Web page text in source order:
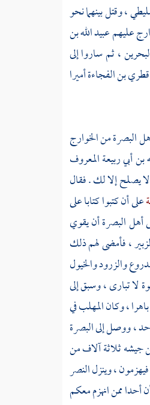
، وقتل بينهما نحو
عليهمعبيد الله بن
، ثم ساروا إلى
قطري بن الفجاءةأميرا
البصرةمنالخوارج
أبي ربيعة المعروف
لا يصلح إلا لك . فقال
على أن كتبوا كتابا على
أهلالبصرةأن يقوي
، فأمضى لهم ذلك
والزرود والخيول
لا تبارى ، وسبق إلى
، وكانالمهلبفي
، ووصل إلىالبصرة
جيشه ثلاثة آلاف من
، وينزل النصر
ممن انهزم معكم